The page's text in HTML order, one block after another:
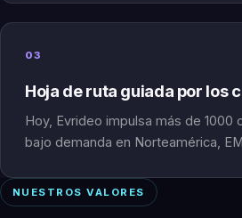
03
Hoja de ruta guiada por los
Hoy, Evrideo impulsa más de 1000
bajo demanda en Norteamérica,
NUESTROS VALORES